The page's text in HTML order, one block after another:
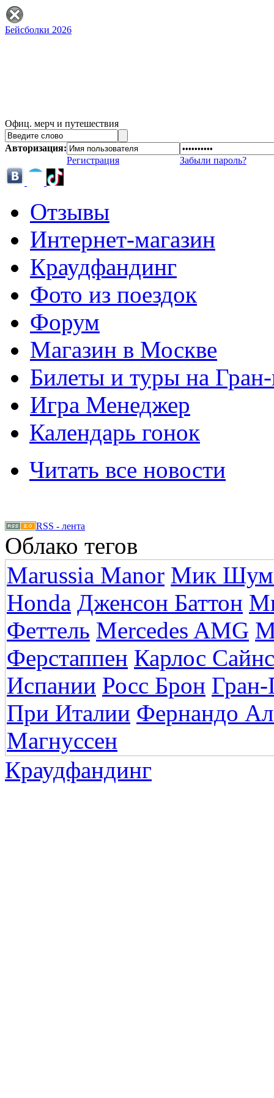
Бейсболки 2026
Офиц. мерч и путешествия
Авторизация:
Регистрация
Забыли пароль?
Отзывы
Интернет-магазин
Краудфандинг
Фото из поездок
Форум
Магазин в Москве
Билеты и туры на
Игра Менеджер
Календарь гонок
Читать все новости
RSS - лента
Облако тегов
Marussia Manor Мик
Honda Дженсон Баттон
Феттель Mercedes AMG
Ферстаппен Карлос Сайнс
Испании Росс Брон
При Италии Фернандо
Магнуссен
Краудфандинг